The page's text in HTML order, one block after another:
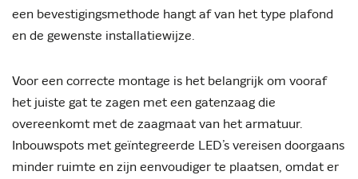
een bevestigingsmethode hangt af van het type plafond
en de gewenste installatiewijze.
Voor een correcte montage is het belangrijk om vooraf
het juiste gat te zagen met een gatenzaag die
overeenkomt met de zaagmaat van het armatuur.
Inbouwspots met geïntegreerde LED’s vereisen doorgaans
minder ruimte en zijn eenvoudiger te plaatsen, omdat er